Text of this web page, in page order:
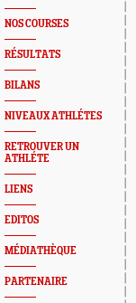
NOS COURSES
RÉSULTATS
BILANS
NIVEAUX ATHLÉTES
RETROUVER UN
ATHLÉTE
LIENS
EDITOS
MÉDIATHÈQUE
PARTENAIRE